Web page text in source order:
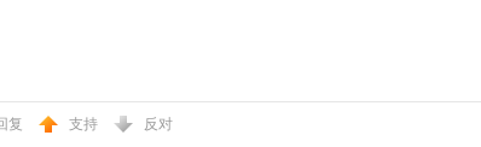
复 支持 反对